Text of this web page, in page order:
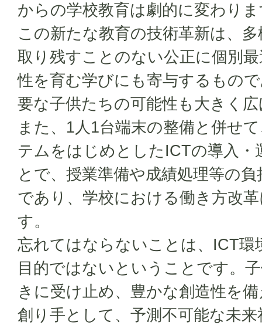
からの学校教育は劇的に変わり
この新たな教育の技術革新は、
取り残すことのない公正に個別
性を育む学びにも寄与するもの
要な子供たちの可能性も大きく
また、1人1台端末の整備と併せ
テムをはじめとしたICTの導入・
とで、授業準備や成績処理等の
であり、学校における働き方改
す。
忘れてはならないことは、ICT環
目的ではないということです。
きに受け止め、豊かな創造性を
創り手として、予測不可能な未